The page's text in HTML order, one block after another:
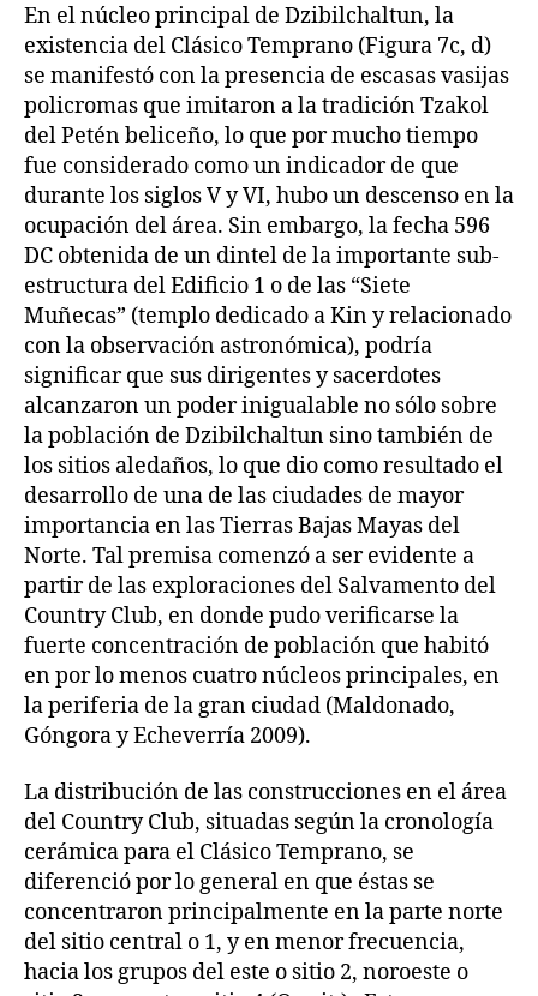
En el núcleo principal de Dzibilchaltun, la
existencia del Clásico Temprano (Figura 7c, d)
se manifestó con la presencia de escasas vasijas
policromas que imitaron a la tradición Tzakol
del Petén beliceño, lo que por mucho tiempo
fue considerado como un indicador de que
durante los siglos V y VI, hubo un descenso en la
ocupación del área. Sin embargo, la fecha 596
DC obtenida de un dintel de la importante sub-
estructura del Edificio 1 o de las “Siete
Muñecas” (templo dedicado a Kin y relacionado
con la observación astronómica), podría
significar que sus dirigentes y sacerdotes
alcanzaron un poder inigualable no sólo sobre
la población de Dzibilchaltun sino también de
los sitios aledaños, lo que dio como resultado el
desarrollo de una de las ciudades de mayor
importancia en las Tierras Bajas Mayas del
Norte. Tal premisa comenzó a ser evidente a
partir de las exploraciones del Salvamento del
Country Club, en donde pudo verificarse la
fuerte concentración de población que habitó
en por lo menos cuatro núcleos principales, en
la periferia de la gran ciudad (Maldonado,
Góngora y Echeverría 2009).
La distribución de las construcciones en el área
del Country Club, situadas según la cronología
cerámica para el Clásico Temprano, se
diferenció por lo general en que éstas se
concentraron principalmente en la parte norte
del sitio central o 1, y en menor frecuencia,
hacia los grupos del este o sitio 2, noroeste o